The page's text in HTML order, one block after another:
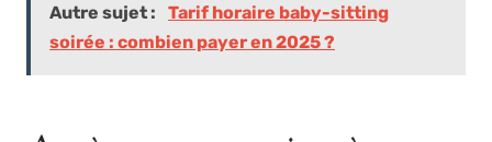
Autre sujet :
Tarif horaire baby-sitting
soirée : combien payer en 2025 ?